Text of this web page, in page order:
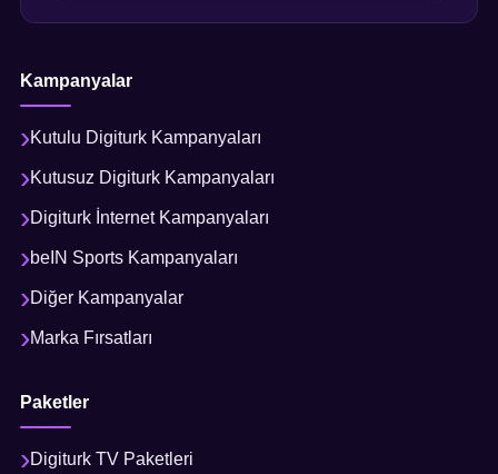
Kampanyalar
Kutulu Digiturk Kampanyaları
Kutusuz Digiturk Kampanyaları
Digiturk İnternet Kampanyaları
beIN Sports Kampanyaları
Diğer Kampanyalar
Marka Fırsatları
Paketler
Digiturk TV Paketleri